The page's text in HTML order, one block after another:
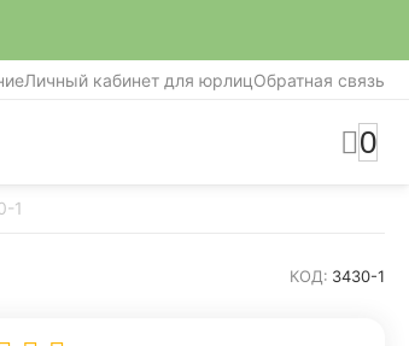
Личный кабинет для юрлицОбратная связь
0
1
КОД: 3430-1